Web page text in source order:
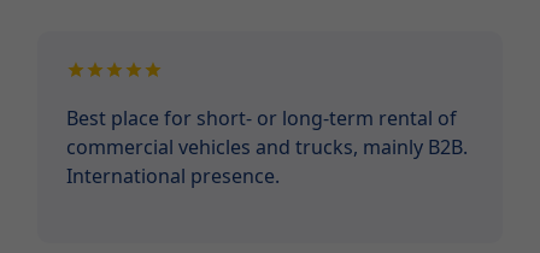
Best place for short- or long-term rental of
commercial vehicles and trucks, mainly B2B.
International presence.